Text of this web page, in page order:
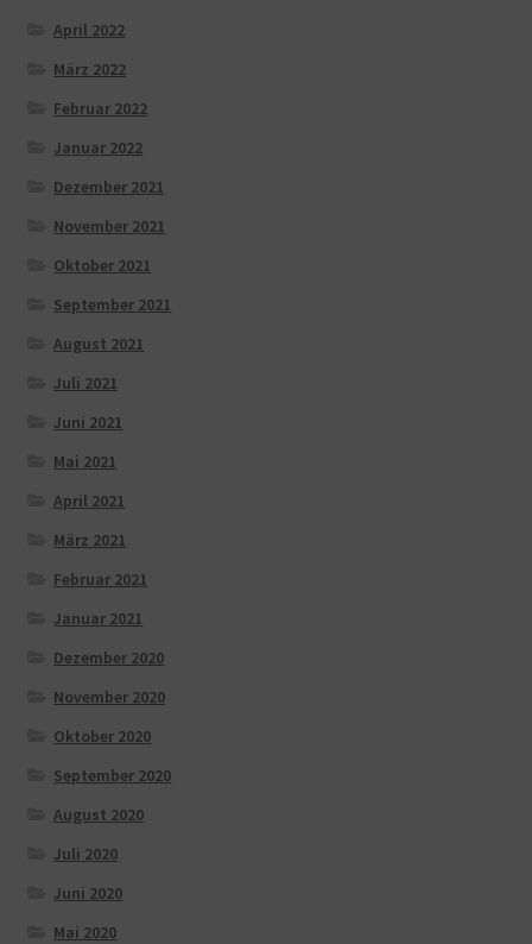
April 2022
März 2022
Februar 2022
Januar 2022
Dezember 2021
November 2021
Oktober 2021
September 2021
August 2021
Juli 2021
Juni 2021
Mai 2021
April 2021
März 2021
Februar 2021
Januar 2021
Dezember 2020
November 2020
Oktober 2020
September 2020
August 2020
Juli 2020
Juni 2020
Mai 2020